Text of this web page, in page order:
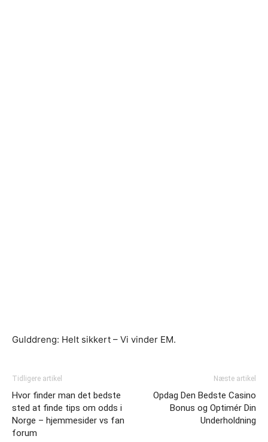
Gulddreng: Helt sikkert – Vi vinder EM.
Tidligere artikel
Hvor finder man det bedste
sted at finde tips om odds i
Norge – hjemmesider vs fan
forum
Næste artikel
Opdag Den Bedste Casino
Bonus og Optimér Din
Underholdning